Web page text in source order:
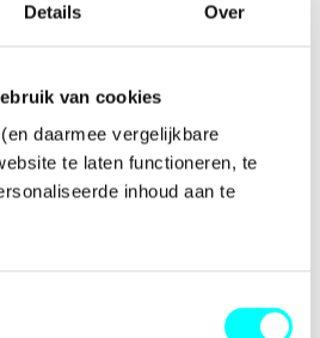
Details Over
van cookies
daarmee vergelijkbare
te laten functioneren, te
inhoud aan te